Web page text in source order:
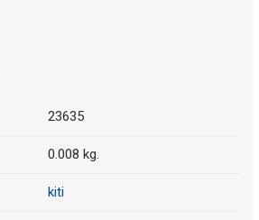
23635
0.008 kg.
kiti